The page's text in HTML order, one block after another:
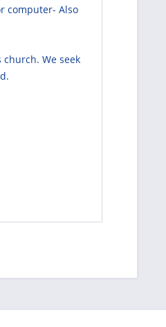
computer- Also
We seek